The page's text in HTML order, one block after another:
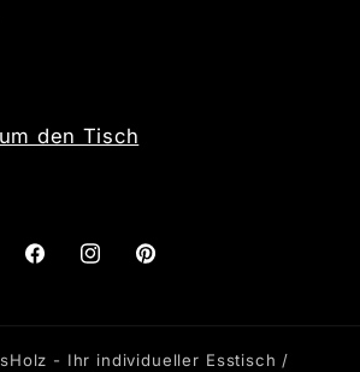
den Tisch
FacebookInstagramPinterest
- Ihr individueller Esstisch /